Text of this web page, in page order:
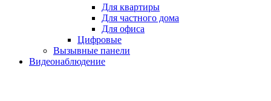
Для квартиры
Для частного дома
Для офиса
Цифровые
Вызывные панели
Видеонаблюдение